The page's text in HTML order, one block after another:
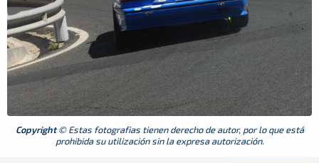
Copyright© Estas fotografias tienen derecho de autor, por lo que está
prohibida su utilización sin la expresa autorización.